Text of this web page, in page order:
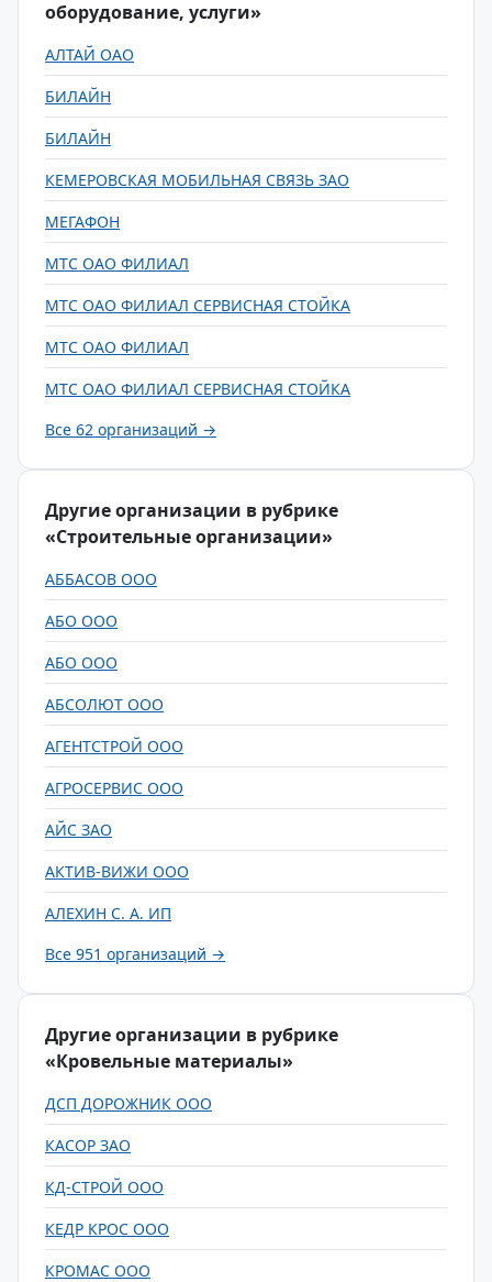
оборудование, услуги»
АЛТАЙ ОАО
БИЛАЙН
БИЛАЙН
КЕМЕРОВСКАЯ МОБИЛЬНАЯ СВЯЗЬ ЗАО
МЕГАФОН
МТС ОАО ФИЛИАЛ
МТС ОАО ФИЛИАЛ СЕРВИСНАЯ СТОЙКА
МТС ОАО ФИЛИАЛ
МТС ОАО ФИЛИАЛ СЕРВИСНАЯ СТОЙКА
Все 62 организаций →
Другие организации в рубрике
«Строительные организации»
АББАСОВ ООО
АБО ООО
АБО ООО
АБСОЛЮТ ООО
АГЕНТСТРОЙ ООО
АГРОСЕРВИС ООО
АЙС ЗАО
АКТИВ-ВИЖИ ООО
АЛЕХИН С. А. ИП
Все 951 организаций →
Другие организации в рубрике
«Кровельные материалы»
ДСП ДОРОЖНИК ООО
КАСОР ЗАО
КД-СТРОЙ ООО
КЕДР КРОС ООО
КРОМАС ООО